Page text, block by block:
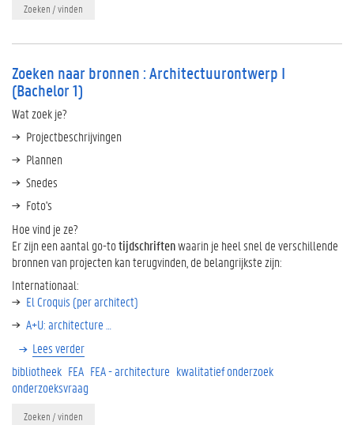
Zoeken / vinden
Zoeken naar bronnen : Architectuurontwerp I
(Bachelor 1)
Wat zoek je?
Projectbeschrijvingen
Plannen
Snedes
Foto's
Hoe vind je ze?
Er zijn een aantal go-totijdschriftenwaarin je heel snel de verschillende
bronnen van projecten kan terugvinden, de belangrijkste zijn:
Internationaal:
El Croquis (per architect)
A+U: architecture …
Lees verder
bibliotheek FEA FEA - architecture kwalitatief onderzoek
onderzoeksvraag
Zoeken / vinden